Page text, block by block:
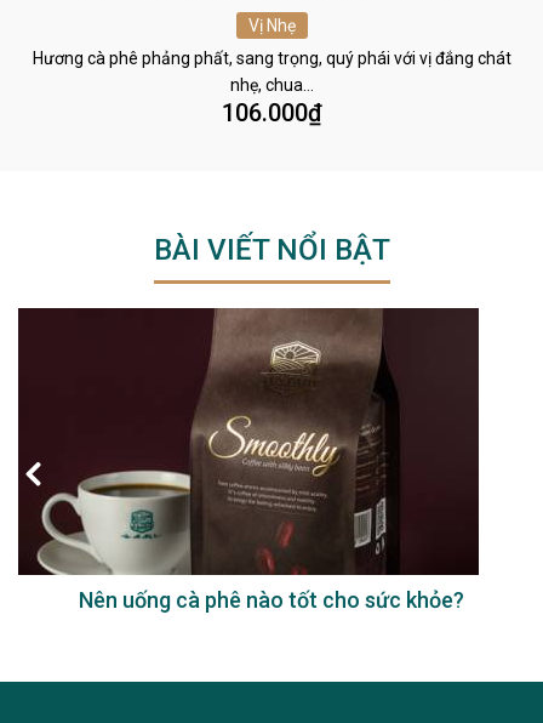
Vị Nhẹ
Hương cà phê phảng phất, sang trọng, quý phái với vị đắng chát
nhẹ, chua…
106.000₫
BÀI VIẾT NỔI BẬT
Nên uống cà phê nào tốt cho sức khỏe?